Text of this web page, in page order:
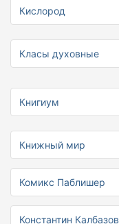
Кислород
Класы духовные
Книгиум
Книжный мир
Комикс Паблишер
Константин Калбазов